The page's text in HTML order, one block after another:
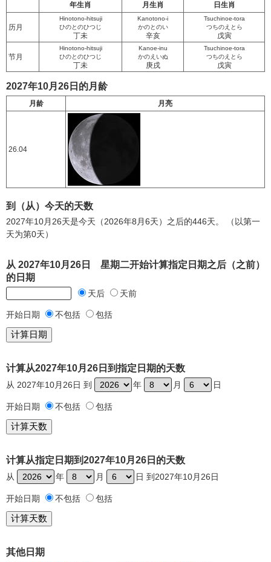
年生肖 月生肖 日生肖
历月
Hinotono-hitsuji
ひのとのひつじ
丁未
Kanotono-i
かのとのい
辛亥
Tsuchinoe-tora
つちのえとら
戊寅
节月
Hinotono-hitsuji
ひのとのひつじ
丁未
Kanoe-inu
かのえいぬ
庚戌
Tsuchinoe-tora
つちのえとら
戊寅
2027年10月26日的月龄
月龄 月亮
26.04
到（从）今天的天数
2027年10月26天是今天（2026年8月6天）之后的446天。 （以第一
天为第0天）
从 2027年10月26日 星期二开始计算指定日期之后（之前）
的日期
天后 天前
开始日期 不包括 包括
计算从2027年10月26日到指定日期的天数
从 2027年10月26日 到 年 月 日
开始日期 不包括 包括
计算从指定日期到2027年10月26日的天数
从 年 月 日 到2027年10月26日
开始日期 不包括 包括
其他日期